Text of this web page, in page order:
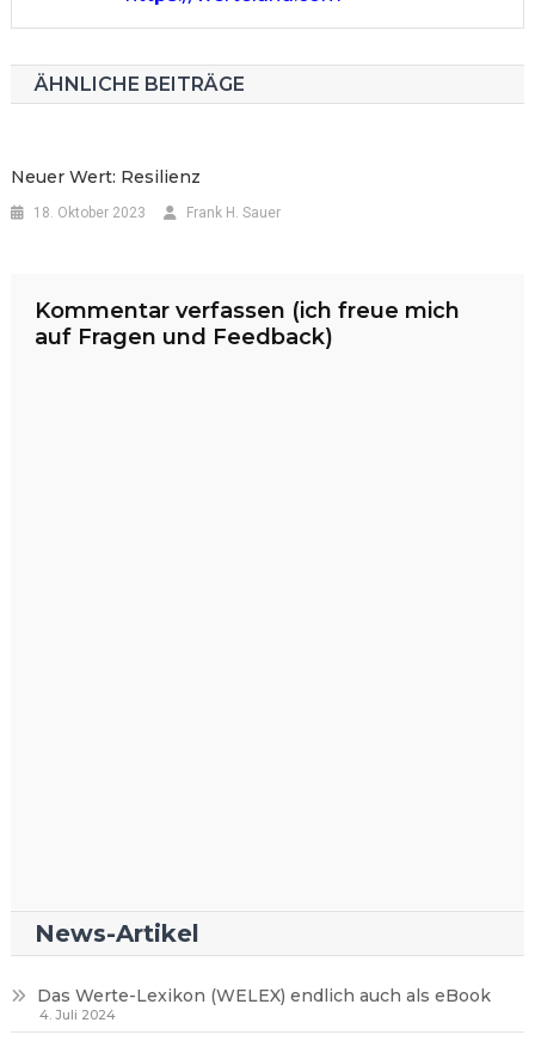
ÄHNLICHE BEITRÄGE
Neuer Wert: Resilienz
18. Oktober 2023 Frank H. Sauer
Kommentar verfassen (ich freue mich
auf Fragen und Feedback)
News-Artikel
Das Werte-Lexikon (WELEX) endlich auch als eBook
4. Juli 2024